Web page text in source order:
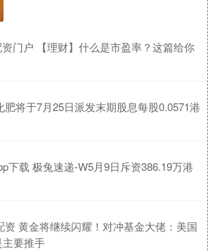
门户 【理财】什么是市盈率？这篇给你
肥将于7月25日派发末期股息每股0.0571港
下载 极兔速递-W5月9日斥资386.19万港
资 黄金将继续闪耀！对冲基金大佬：美国
要推手